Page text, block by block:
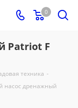
0
Patriot F
техника -
насос дренажный